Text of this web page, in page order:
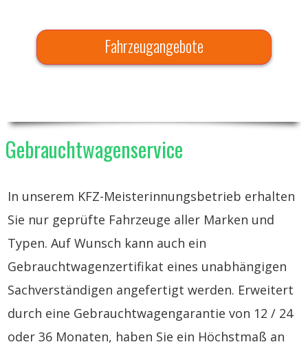
Fahrzeugangebote
Gebrauchtwagenservice
In unserem KFZ-Meisterinnungsbetrieb erhalten
Sie nur geprüfte Fahrzeuge aller Marken und
Typen. Auf Wunsch kann auch ein
Gebrauchtwagenzertifikat eines unabhängigen
Sachverständigen angefertigt werden. Erweitert
durch eine Gebrauchtwagengarantie von 12 / 24
oder 36 Monaten, haben Sie ein Höchstmaß an